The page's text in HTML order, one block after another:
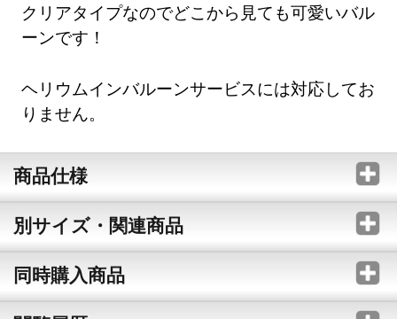
クリアタイプなのでどこから見ても可愛いバル
ーンです！
ヘリウムインバルーンサービスには対応してお
りません。
商品仕様
別サイズ・関連商品
同時購入商品